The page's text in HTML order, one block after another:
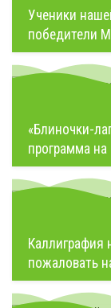
Ученики
победители
«Блиночки-
программа
Каллиграфия
пожаловать